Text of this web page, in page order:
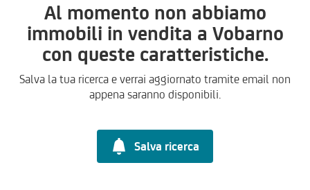
Al momento non abbiamo
immobili in vendita a Vobarno
con queste caratteristiche.
Salva la tua ricerca e verrai aggiornato tramite email non
appena saranno disponibili.
Salva ricerca